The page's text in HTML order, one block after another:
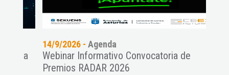
14/9/2026 -Agenda
Webinar Informativo Convocatoria de
Premios RADAR 2026